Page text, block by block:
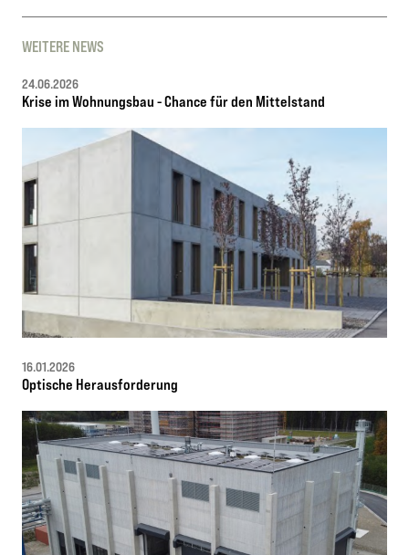
WEITERE NEWS
24.06.2026
Krise im Wohnungsbau - Chance für den Mittelstand
16.01.2026
Optische Herausforderung